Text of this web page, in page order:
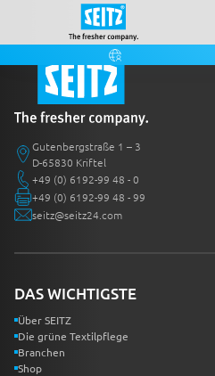
Gutenbergstraße 1 – 3
D-65830 Kriftel
+49 (0) 6192-99 48 - 0
+49 (0) 6192-99 48 - 99
seitz@seitz24.com
DAS WICHTIGSTE
Über SEITZ
Die grüne Textilpflege
Branchen
Shop